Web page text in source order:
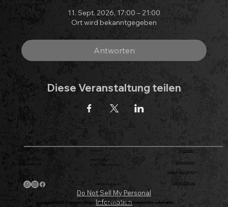
11. Sept. 2026, 17:00 – 21:00
Ort wird bekanntgegeben
Antworten
Diese Veranstaltung teilen
Kontakt
+49 (0) 6073 4335
Anschrift
Mainstrasse 17
64832 Babenhausen
Impressum
Nutzungsbedingung
Mitgliederbereich
Datenschutz
Kontaktformular
Do Not Sell My Personal
Information
Copyright © 2025 SV Kickers Hergershausen 1913 e.V. - Alle Urheberrechte vorbehalten.